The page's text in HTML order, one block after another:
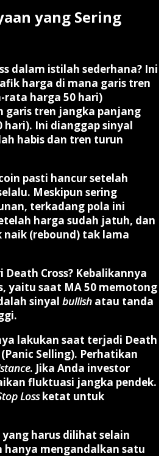
yang Sering
dalam istilah sederhana? Ini
harga di mana garis tren
rata harga 50 hari)
garis tren jangka panjang
Ini dianggap sinyal
habis dan tren turun
pasti hancur setelah
Meskipun sering
terkadang pola ini
harga sudah jatuh, dan
naik (rebound) tak lama
Death Cross? Kebalikannya
, yaitu saat MA 50 memotong
sinyal bullish atau tanda
lakukan saat terjadi Death
Selling). Perhatikan
. Jika Anda investor
fluktuasi jangka pendek.
Lossketat untuk
harus dilihat selain
hanya mengandalkan satu